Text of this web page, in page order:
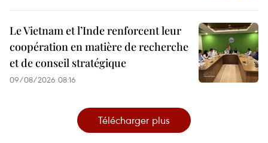
Le Vietnam et l’Inde renforcent leur
coopération en matière de recherche
et de conseil stratégique
09/08/2026 08:16
Télécharger plus